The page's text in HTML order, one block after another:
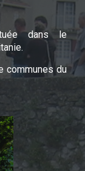
dans le
communes du